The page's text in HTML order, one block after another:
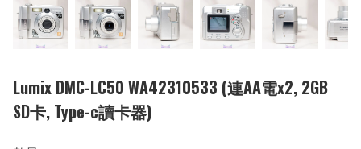
Lumix DMC-LC50 WA42310533 (連AA電x2, 2GB
SD卡, Type-c讀卡器)